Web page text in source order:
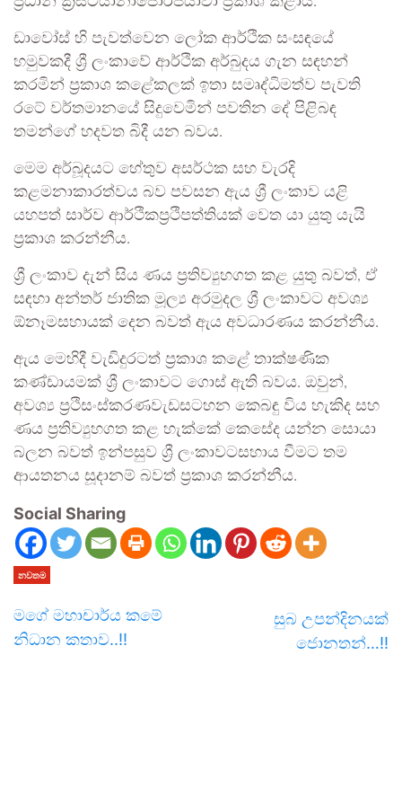
ඩාවෝස් හි පැවත්වෙන ලෝක ආර්ථික සංසඳයේ
හමුවකදී ශ්‍රී ලංකාවේ ආර්ථික අර්බුදය ගැන සඳහන්
කරමින් ප්‍රකාශ කළේකලක් ඉතා සමෘද්ධිමත්ව පැවති
රටේ වර්තමානයේ සිදුවෙමින් පවතින දේ පිළිබඳ
තමන්ගේ හදවත බිදී යන බවය.
මෙම අර්බූදයට හේතුව අසර්ථක සහ වැරදි
කළමනාකාරත්වය බව පවසන ඇය ශ්‍රී ලංකාව යළි
යහපත් සාර්ව ආර්ථිකප්‍රථිපත්තියක් වෙත යා යුතු යැයි
ප්‍රකාශ කරන්නීය.
ශ්‍රී ලංකාව දැන් සිය ණය ප්‍රතිව්‍යුහගත කළ යුතු බවත්, ඒ
සඳහා අන්තර් ජාතික මූල්‍ය අරමුදල ශ්‍රී ලංකාවට අවශ්‍ය
ඕනෑමසහායක් දෙන බවත් ඇය අවධාරණය කරන්නීය.
ඇය මෙහිදී වැඩිදුරටත් ප්‍රකාශ කළේ තාක්ෂණික
කණ්ඩායමක් ශ්‍රී ලංකාවට ගොස් ඇති බවය. ඔවුන්,
අවශ්‍ය ප්‍රථිසංස්කරණවැඩසටහන කෙබඳු විය හැකිද සහ
ණය ප්‍රතිව්‍යුහගත කළ හැක්කේ කෙසේද යන්න සොයා
බලන බවත් ඉන්පසුව ශ්‍රී ලංකාවටසහාය වීමට තම
ආයතනය සූදානම් බවත් ප්‍රකාශ කරන්නීය.
Social Sharing
නවතම
මගේ මහාචාර්ය කමේ
නිධාන කතාව..!!
සුබ උපන්දිනයක්
ජොනතන්…!!